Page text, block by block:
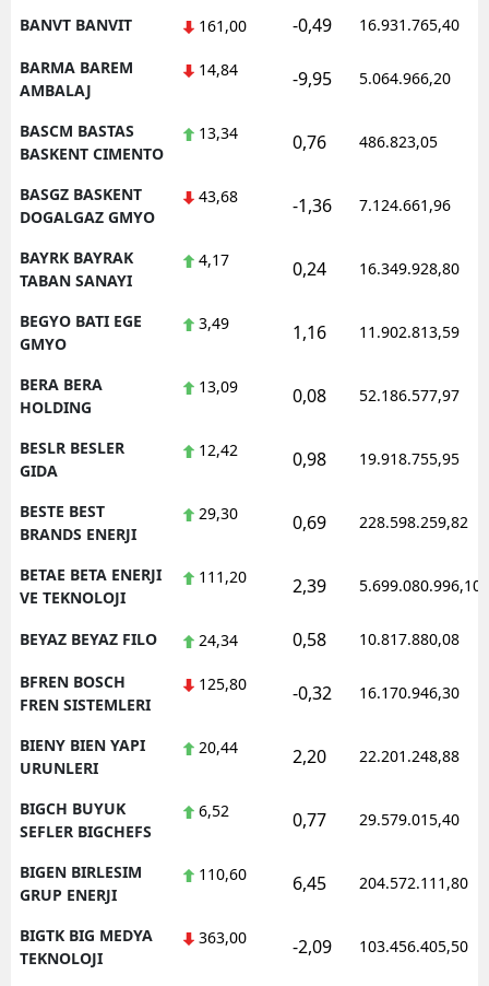
BANVT BANVIT 161,00 -0,49 16.931.765,40
BARMA BAREM
AMBALAJ
14,84 -9,95 5.064.966,20
BASCM BASTAS
BASKENT CIMENTO
13,34 0,76 486.823,05
BASGZ BASKENT
DOGALGAZ GMYO
43,68 -1,36 7.124.661,96
BAYRK BAYRAK
TABAN SANAYI
4,17 0,24 16.349.928,80
BEGYO BATI EGE
GMYO
3,49 1,16 11.902.813,59
BERA BERA
HOLDING
13,09 0,08 52.186.577,97
BESLR BESLER
GIDA
12,42 0,98 19.918.755,95
BESTE BEST
BRANDS ENERJI
29,30 0,69 228.598.259,82
BETAE BETA ENERJI
VE TEKNOLOJI
111,20 2,39 5.699.080.996,10
BEYAZ BEYAZ FILO 24,34 0,58 10.817.880,08
BFREN BOSCH
FREN SISTEMLERI
125,80 -0,32 16.170.946,30
BIENY BIEN YAPI
URUNLERI
20,44 2,20 22.201.248,88
BIGCH BUYUK
SEFLER BIGCHEFS
6,52 0,77 29.579.015,40
BIGEN BIRLESIM
GRUP ENERJI
110,60 6,45 204.572.111,80
BIGTK BIG MEDYA
TEKNOLOJI
363,00 -2,09 103.456.405,50